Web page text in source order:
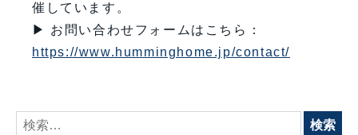
催しています。
▶ お問い合わせフォームはこちら：
https://www.humminghome.jp/contact/
検